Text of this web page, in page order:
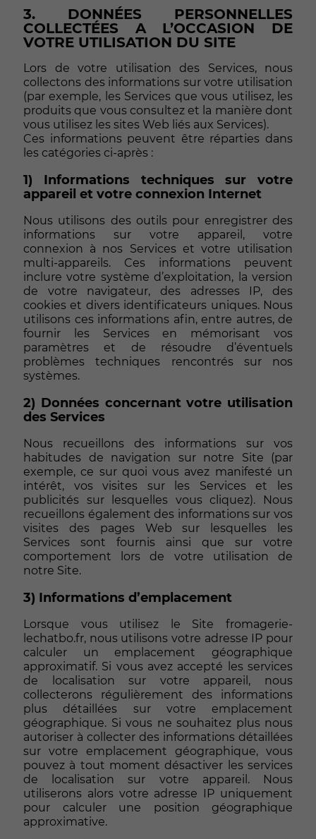
3. DONNÉES PERSONNELLES
COLLECTÉES A L’OCCASION DE
VOTRE UTILISATION DU SITE
Lors de votre utilisation des Services, nous
collectons des informations sur votre utilisation
(par exemple, les Services que vous utilisez, les
produits que vous consultez et la manière dont
vous utilisez les sites Web liés aux Services).
Ces informations peuvent être réparties dans
les catégories ci-après :
1) Informations techniques sur votre
appareil et votre connexion Internet
Nous utilisons des outils pour enregistrer des
informations sur votre appareil, votre
connexion à nos Services et votre utilisation
multi-appareils. Ces informations peuvent
inclure votre système d’exploitation, la version
de votre navigateur, des adresses IP, des
cookies et divers identificateurs uniques. Nous
utilisons ces informations afin, entre autres, de
fournir les Services en mémorisant vos
paramètres et de résoudre d’éventuels
problèmes techniques rencontrés sur nos
systèmes.
2) Données concernant votre utilisation
des Services
Nous recueillons des informations sur vos
habitudes de navigation sur notre Site (par
exemple, ce sur quoi vous avez manifesté un
intérêt, vos visites sur les Services et les
publicités sur lesquelles vous cliquez). Nous
recueillons également des informations sur vos
visites des pages Web sur lesquelles les
Services sont fournis ainsi que sur votre
comportement lors de votre utilisation de
notre Site.
3) Informations d’emplacement
Lorsque vous utilisez le Site fromagerie-
lechatbo.fr, nous utilisons votre adresse IP pour
calculer un emplacement géographique
approximatif. Si vous avez accepté les services
de localisation sur votre appareil, nous
collecterons régulièrement des informations
plus détaillées sur votre emplacement
géographique. Si vous ne souhaitez plus nous
autoriser à collecter des informations détaillées
sur votre emplacement géographique, vous
pouvez à tout moment désactiver les services
de localisation sur votre appareil. Nous
utiliserons alors votre adresse IP uniquement
pour calculer une position géographique
approximative.